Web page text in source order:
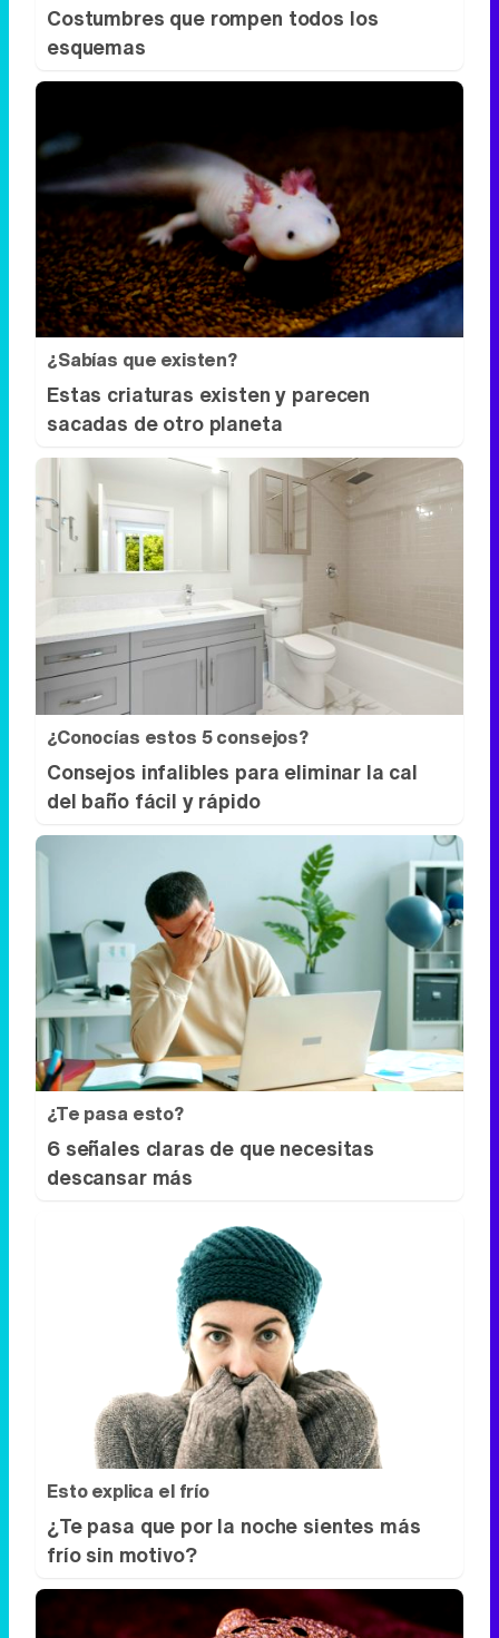
Costumbres que rompen todos los
esquemas
¿Sabías que existen?
Estas criaturas existen y parecen
sacadas de otro planeta
¿Conocías estos 5 consejos?
Consejos infalibles para eliminar la cal
del baño fácil y rápido
¿Te pasa esto?
6 señales claras de que necesitas
descansar más
Esto explica el frío
¿Te pasa que por la noche sientes más
frío sin motivo?